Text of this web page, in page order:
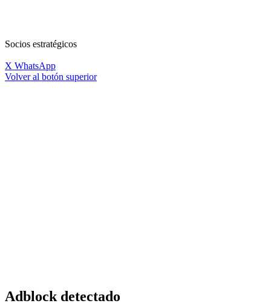
Socios estratégicos
X WhatsApp
Volver al botón superior
Adblock detectado